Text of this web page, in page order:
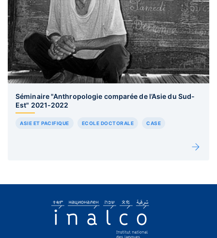
Séminaire "Anthropologie comparée de l’Asie du Sud-
Est" 2021-2022
ASIE ET PACIFIQUE ECOLE DOCTORALE CASE